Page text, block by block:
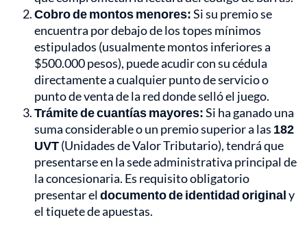
Cobro de montos menores:Si su premio se
encuentra por debajo de los topes mínimos
estipulados (usualmente montos inferiores a
$500.000 pesos), puede acudir con su cédula
directamente a cualquier punto de servicio o
punto de venta de la red donde selló el juego.
Trámite de cuantías mayores:Si ha ganado una
suma considerable o un premio superior a las 182
UVT(Unidades de Valor Tributario), tendrá que
presentarse en la sede administrativa principal de
la concesionaria. Es requisito obligatorio
presentar eldocumento de identidad originaly
el tiquete de apuestas.